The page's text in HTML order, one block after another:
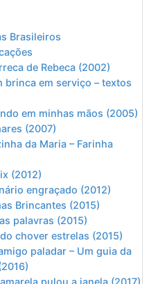
Brasileiros
de Rebeca (2002)
brinca em serviço – textos
em minhas mãos (2005)
(2007)
da Maria – Farinha
(2012)
engraçado (2012)
Brincantes (2015)
palavras (2015)
chover estrelas (2015)
paladar – Um guia da